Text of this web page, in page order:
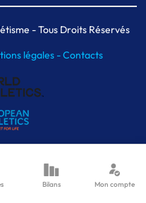
indoor
Paris- Tous Droits Réservés
légales -Contacts
Bilans Mon compte